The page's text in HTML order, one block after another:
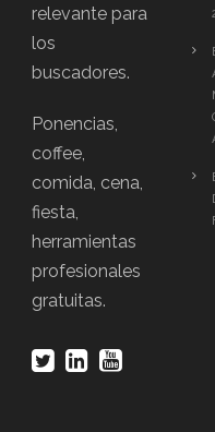
relevante para
los
buscadores.
Ponencias,
coffee,
comida, cena,
fiesta,
herramientas
profesionales
gratuitas.